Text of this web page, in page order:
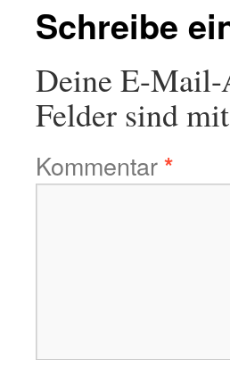
Schreibe
Deine E-Mail-
Felder sind mit
Kommentar*